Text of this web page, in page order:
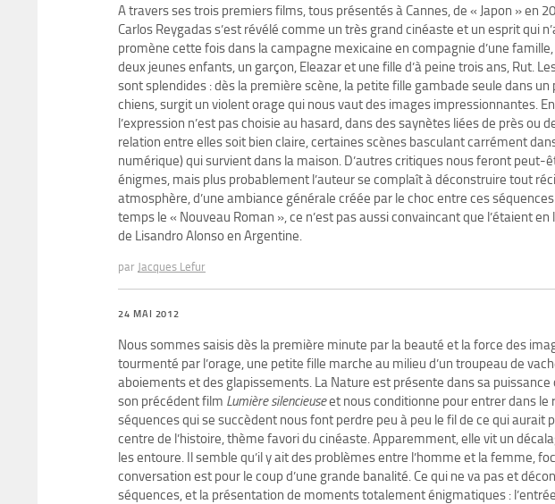
A travers ses trois premiers films, tous présentés à Cannes, de « Japon » en
Carlos Reygadas s’est révélé comme un très grand cinéaste et un esprit qui
promène cette fois dans la campagne mexicaine en compagnie d’une
deux jeunes enfants, un garçon, Eleazar et une fille d’à peine trois ans, Rut.
sont splendides : dès la première scène, la petite fille gambade seule dans
chiens, surgit un violent orage qui nous vaut des images impressionnantes.
l’expression n’est pas choisie au hasard, dans des saynètes liées de près ou
relation entre elles soit bien claire, certaines scènes basculant carrément
numérique) qui survient dans la maison. D’autres critiques nous feront peut-
énigmes, mais plus probablement l’auteur se complaît à déconstruire tout
atmosphère, d’une ambiance générale créée par le choc entre ces
temps le « Nouveau Roman », ce n’est pas aussi convaincant que l’étaient
de Lisandro Alonso en Argentine.
par Jacques Lefur
24 MAI 2012
Nous sommes saisis dès la première minute par la beauté et la force des
tourmenté par l’orage, une petite fille marche au milieu d’un troupeau de
aboiements et des glapissements. La Nature est présente dans sa puissance
son précédent film Lumière silencieuseet nous conditionne pour entrer dans le
séquences qui se succèdent nous font perdre peu à peu le fil de ce qui aurait
centre de l’histoire, thème favori du cinéaste. Apparemment, elle vit un
les entoure. Il semble qu’il y ait des problèmes entre l’homme et la femme,
conversation est pour le coup d’une grande banalité. Ce qui ne va pas et
séquences, et la présentation de moments totalement énigmatiques :